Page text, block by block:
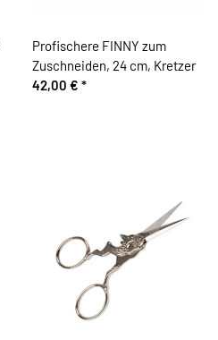
Profischere FINNY zum
Zuschneiden, 24 cm, Kretzer
42,00 € *